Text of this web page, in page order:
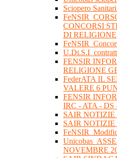
Sciopero
CONCORSI
DI RELIGIONE
FENSIR
RELIGIONE
FederATA IL
VALERE 6
FENSIR
IRC - ATA - DS
SAIR NOTIZIE
SAIR NOTIZIE
NOVEMBRE